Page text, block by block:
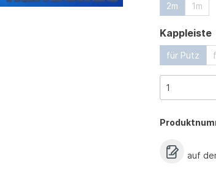
2m 1m
Kappleiste
für Putz
auf